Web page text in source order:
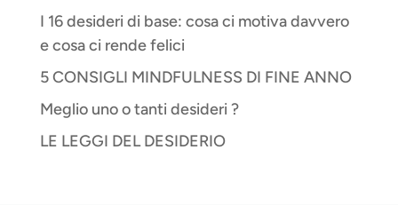
I 16 desideri di base: cosa ci motiva davvero
e cosa ci rende felici
5 CONSIGLI MINDFULNESS DI FINE ANNO
Meglio uno o tanti desideri ?
LE LEGGI DEL DESIDERIO